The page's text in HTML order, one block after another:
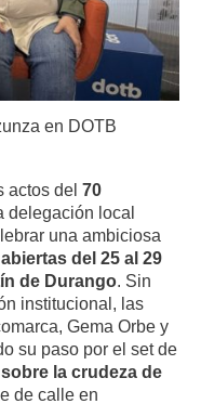
en DOTB
actos del 70
delegación local
una ambiciosa
del 25 al 29
de Durango. Sin
institucional, las
Gema Orbe y
su paso por el set de
la crudeza de
de calle en